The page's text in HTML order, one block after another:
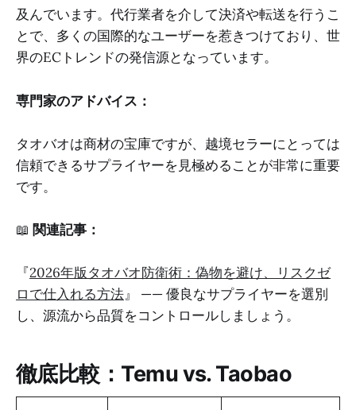
及んでいます。代行業者を介して決済や転送を行うこ
とで、多くの国際的なユーザーを惹きつけており、世
界のECトレンドの発信源となっています。
専門家のアドバイス：
タオバオは商材の宝庫ですが、越境セラーにとっては
信頼できるサプライヤーを見極めることが非常に重要
です。
📖 関連記事：
『2026年版タオバオ防衛術：偽物を避け、リスクゼ
ロで仕入れる方法』 —— 優良なサプライヤーを選別
し、源流から品質をコントロールしましょう。
徹底比較：Temu vs. Taobao